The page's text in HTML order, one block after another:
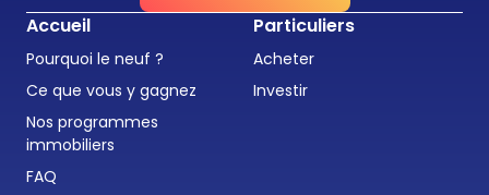
Accueil
Pourquoi le neuf ?
Ce que vous y gagnez
Nos programmes
immobiliers
FAQ
Particuliers
Acheter
Investir